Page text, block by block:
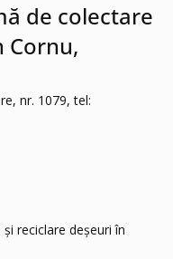
de colectare
Cornu,
nr. 1079, tel:
reciclare deșeuri în